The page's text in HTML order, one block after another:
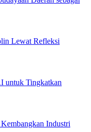
Lewat Refleksi
untuk Tingkatkan
Industri